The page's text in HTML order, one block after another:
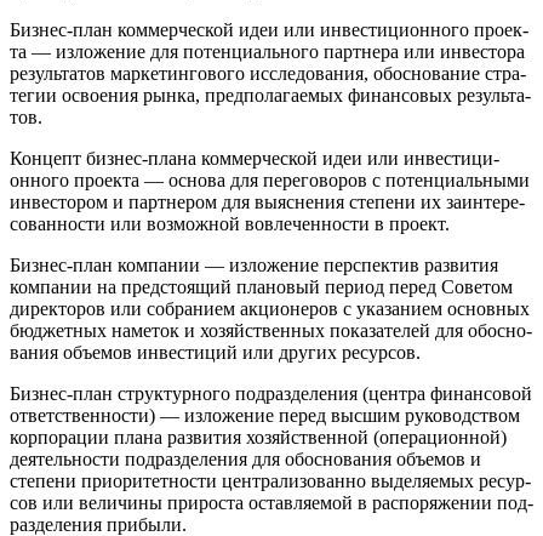
Бизнес-план коммерческой идеи или инвестиционного проек­
та — изложение для потенциального партнера или инвестора
результатов маркетингового исследования, обоснование стра­
тегии освоения рынка, предполагаемых финансовых результа­
тов.
Концепт бизнес-плана коммерческой идеи или инвестици­
онного проекта — основа для переговоров с потенциальными
инвестором и партнером для выяснения степени их заинтере­
сованности или возможной вовлеченности в проект.
Бизнес-план компании — изложение перспектив развития
компании на предстоящий плановый период перед Советом
директоров или собранием акционеров с указанием основных
бюджетных наметок и хозяйственных показателей для обосно­
вания объемов инвестиций или других ресурсов.
Бизнес-план структурного подразделения (центра финансо­вой
ответственности) — изложение перед высшим руковод­ством
корпорации плана развития хозяйственной (операцион­ной)
деятельности подразделения для обоснования объемов и
степени приоритетности централизованно выделяемых ресур­
сов или величины прироста оставляемой в распоряжении под­
разделения прибыли.